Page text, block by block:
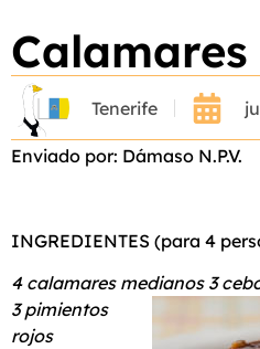
Tenerife
Enviado por: Dámaso N.P.V.
INGREDIENTES (para 4
4 calamares medianos 3
3 pimientos
rojos